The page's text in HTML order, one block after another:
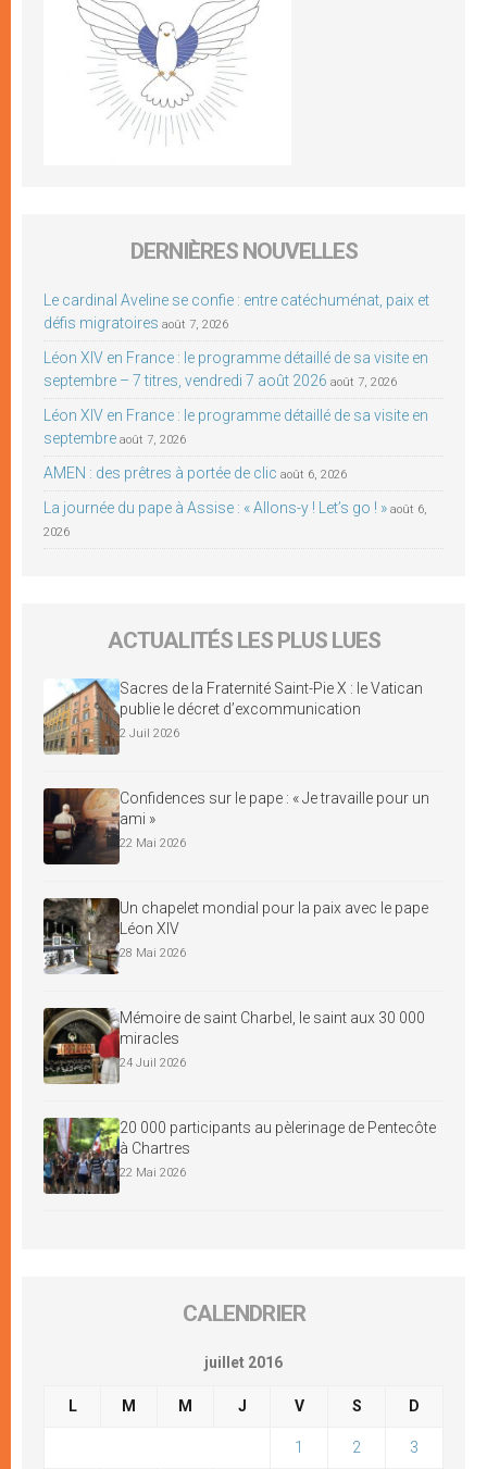
DERNIÈRES NOUVELLES
Le cardinal Aveline se confie : entre catéchuménat, paix et
défis migratoires août 7, 2026
Léon XIV en France : le programme détaillé de sa visite en
septembre – 7 titres, vendredi 7 août 2026 août 7, 2026
Léon XIV en France : le programme détaillé de sa visite en
septembre août 7, 2026
AMEN : des prêtres à portée de clic août 6, 2026
La journée du pape à Assise : « Allons-y ! Let’s go ! » août 6,
2026
ACTUALITÉS LES PLUS LUES
Sacres de la Fraternité Saint-Pie X : le Vatican
publie le décret d’excommunication
2 Juil 2026
Confidences sur le pape : « Je travaille pour un
ami »
22 Mai 2026
Un chapelet mondial pour la paix avec le pape
Léon XIV
28 Mai 2026
Mémoire de saint Charbel, le saint aux 30 000
miracles
24 Juil 2026
20 000 participants au pèlerinage de Pentecôte
à Chartres
22 Mai 2026
CALENDRIER
juillet 2016
L M M J V S D
1 2 3